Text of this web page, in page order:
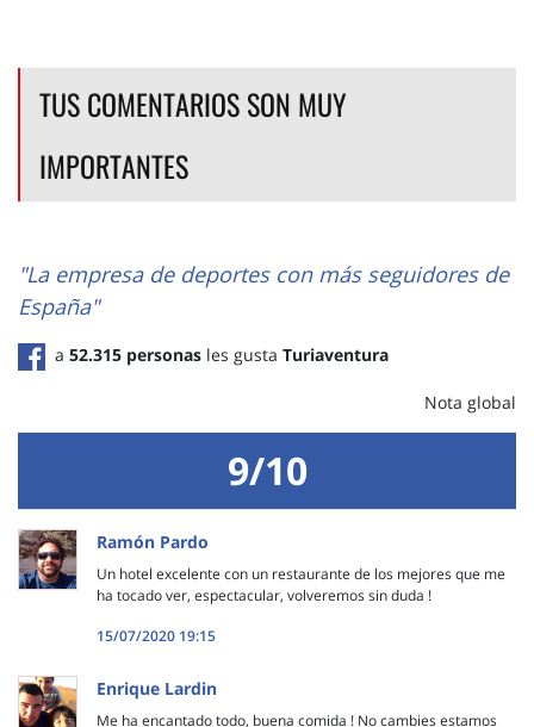
TUS COMENTARIOS SON MUY
IMPORTANTES
"La empresa de deportes con más seguidores de
España"
a 52.315 personas les gusta Turiaventura
Nota global
9/10
Ramón Pardo
Un hotel excelente con un restaurante de los mejores que me
ha tocado ver, espectacular, volveremos sin duda !
15/07/2020 19:15
Enrique Lardin
Me ha encantado todo, buena comida ! No cambies estamos